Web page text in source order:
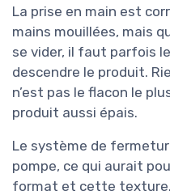
La prise en main est
mains mouillées, mais
se vider, il faut parfois
descendre le produit.
n’est pas le flacon le
produit aussi épais.
Le système de
pompe, ce qui aurait
format et cette texture.